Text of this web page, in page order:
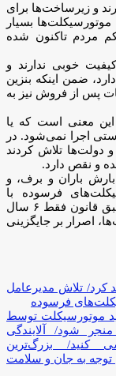
و زیرساخت‌ها برای
موتورسیکلت‌ها بسیار
مردم تاکنون شده
خوبی ندارند و
ضمن اینکه بنزین
پس از فروش نیز به
معنی است که یا
اجرا نمی‌شود. در
دولت‌ها تلاش کردند
و نقص دارد.
باران و برف، و
فرسوده با
موتورسیکلت‌های نو که عمر مفیدشان طبق قانون فقط ۶ سال
اصرار بر جایگزینی
کرد/ تلاش مدیرعامل
فرسوده
موتورسیکلت توسط
شود/ آلایندگی
کنید/ بزرگ‌ترین
توجه به جان و سلامت